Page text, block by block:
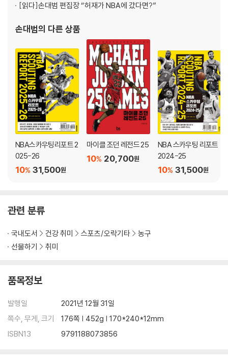
[읽다]손대범 편집장 “허재가 NBA에 갔다면?”
손대범의 다른 상품
NBA스카우팅리포트 2
025-26
31,500원
10%
마이클 조던 레전드 25
20,700원
10%
NBA 스카우팅 리포트
2024-25
31,500원
10%
관련 분류
국내도서 건강 취미 스포츠/오락기타
농구
선물하기
취미
품목정보
발행일
2021년 12월 31일
쪽수, 무게, 크기
176쪽 | 452g | 170*240*12mm
ISBN13
9791188073856